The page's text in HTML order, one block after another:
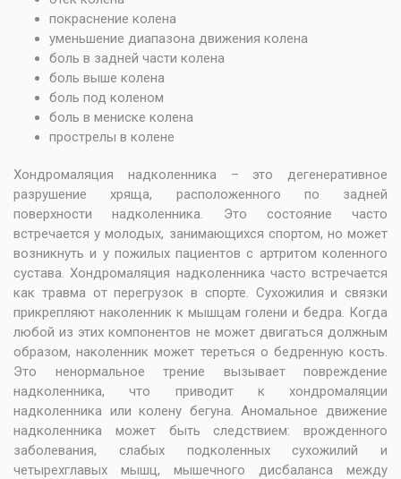
покраснение колена
уменьшение диапазона движения колена
боль в задней части колена
боль выше колена
боль под коленом
боль в мениске колена
прострелы в колене
Хондромаляция надколенника – это дегенеративное
разрушение хряща, расположенного по задней
поверхности надколенника. Это состояние часто
встречается у молодых, занимающихся спортом, но может
возникнуть и у пожилых пациентов с артритом коленного
сустава. Хондромаляция надколенника часто встречается
как травма от перегрузок в спорте. Сухожилия и связки
прикрепляют наколенник к мышцам голени и бедра. Когда
любой из этих компонентов не может двигаться должным
образом, наколенник может тереться о бедренную кость.
Это ненормальное трение вызывает повреждение
надколенника, что приводит к хондромаляции
надколенника или колену бегуна. Аномальное движение
надколенника может быть следствием: врожденного
заболевания, слабых подколенных сухожилий и
четырехглавых мышц, мышечного дисбаланса между